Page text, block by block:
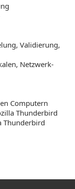
Validierung,
Netzwerk-
Computern
Thunderbird
Thunderbird